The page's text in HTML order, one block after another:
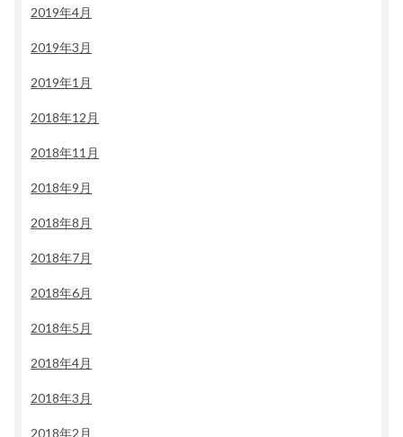
2019年4月
2019年3月
2019年1月
2018年12月
2018年11月
2018年9月
2018年8月
2018年7月
2018年6月
2018年5月
2018年4月
2018年3月
2018年2月